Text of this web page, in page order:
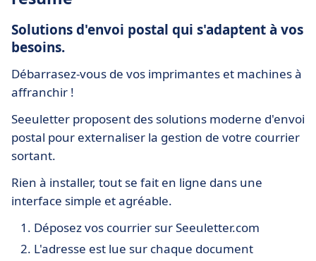
Solutions d'envoi postal qui s'adaptent à vos
besoins.
Débarrasez-vous de vos imprimantes et machines à
affranchir !
Seeuletter proposent des solutions moderne d'envoi
postal pour externaliser la gestion de votre courrier
sortant.
Rien à installer, tout se fait en ligne dans une
interface simple et agréable.
Déposez vos courrier sur Seeuletter.com
L'adresse est lue sur chaque document